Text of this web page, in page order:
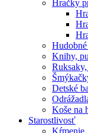
Hračky
Knihy,
Detské
Koše na
Starostlivosť
Kŕmenie